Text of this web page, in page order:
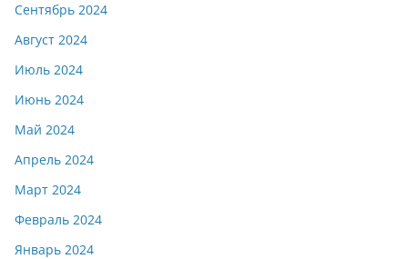
Сентябрь 2024
Август 2024
Июль 2024
Июнь 2024
Май 2024
Апрель 2024
Март 2024
Февраль 2024
Январь 2024